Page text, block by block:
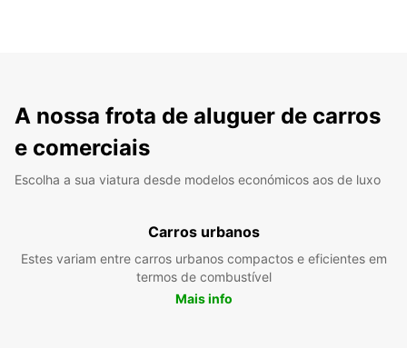
A nossa frota de aluguer de carros
e comerciais
Escolha a sua viatura desde modelos económicos aos de luxo
Carros urbanos
Estes variam entre carros urbanos compactos e eficientes em
termos de combustível
Mais info